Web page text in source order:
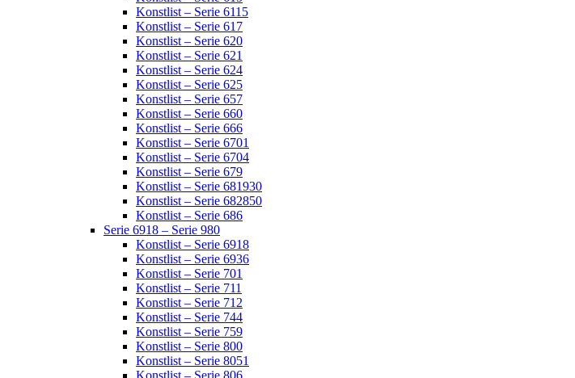
Konstlist – Serie 6115
Konstlist – Serie 617
Konstlist – Serie 620
Konstlist – Serie 621
Konstlist – Serie 624
Konstlist – Serie 625
Konstlist – Serie 657
Konstlist – Serie 660
Konstlist – Serie 666
Konstlist – Serie 6701
Konstlist – Serie 6704
Konstlist – Serie 679
Konstlist – Serie 681930
Konstlist – Serie 682850
Konstlist – Serie 686
Serie 6918 – Serie 980
Konstlist – Serie 6918
Konstlist – Serie 6936
Konstlist – Serie 701
Konstlist – Serie 711
Konstlist – Serie 712
Konstlist – Serie 744
Konstlist – Serie 759
Konstlist – Serie 800
Konstlist – Serie 8051
Konstlist – Serie 806